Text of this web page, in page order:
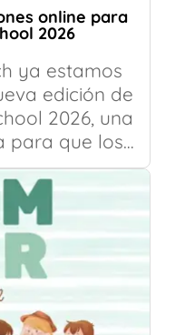
online para
2026
ya estamos
edición de
2026, una
para que los…